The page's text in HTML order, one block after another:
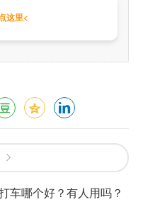
这里<
车哪个好？有人用吗？